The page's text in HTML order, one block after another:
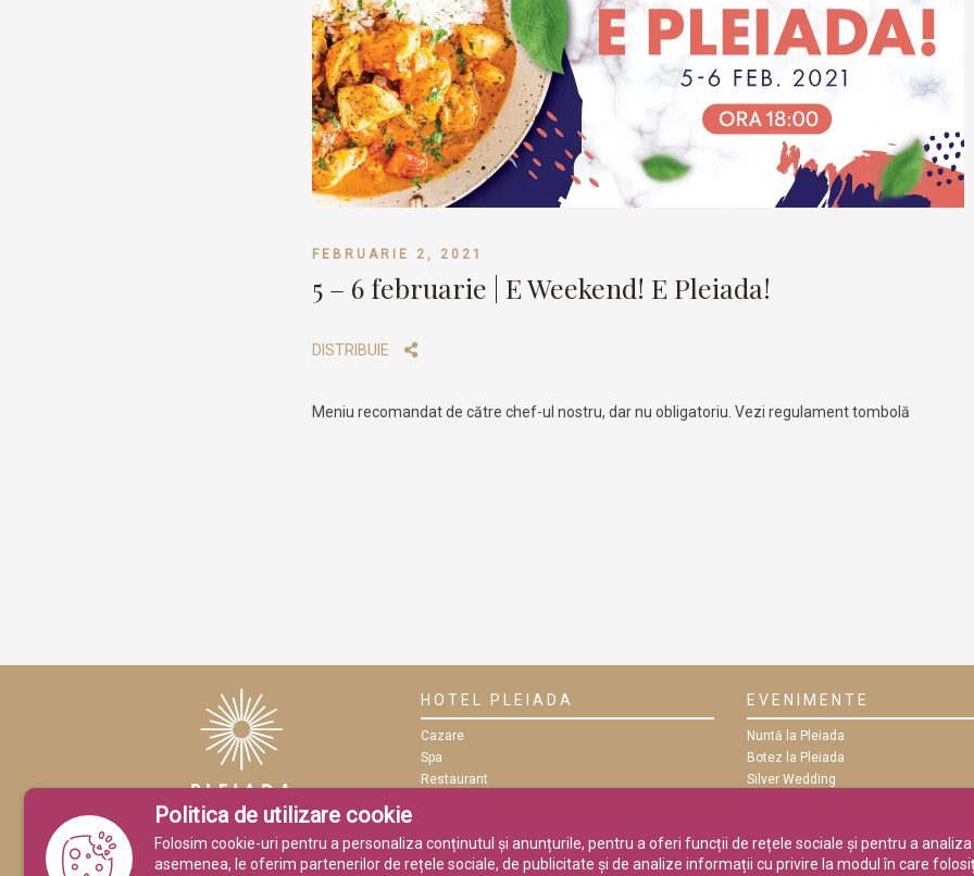
FEBRUARIE 2, 2021
5 – 6 februarie | E Weekend! E Pleiada!
DISTRIBUIE
Meniu recomandat de către chef-ul nostru, dar nu obligatoriu. Vezi regulament tombolă
HOTEL PLEIADA
Cazare
Spa
Restaurant
EVENIMENTE
Nuntă la Pleiada
Botez la Pleiada
Silver Wedding
Politica de utilizare cookie
Folosim cookie-uri pentru a personaliza conținutul și anunțurile, pentru a oferi funcții de rețele sociale și pentru a analiza
asemenea, le oferim partenerilor de rețele sociale, de publicitate și de analize informații cu privire la modul în care